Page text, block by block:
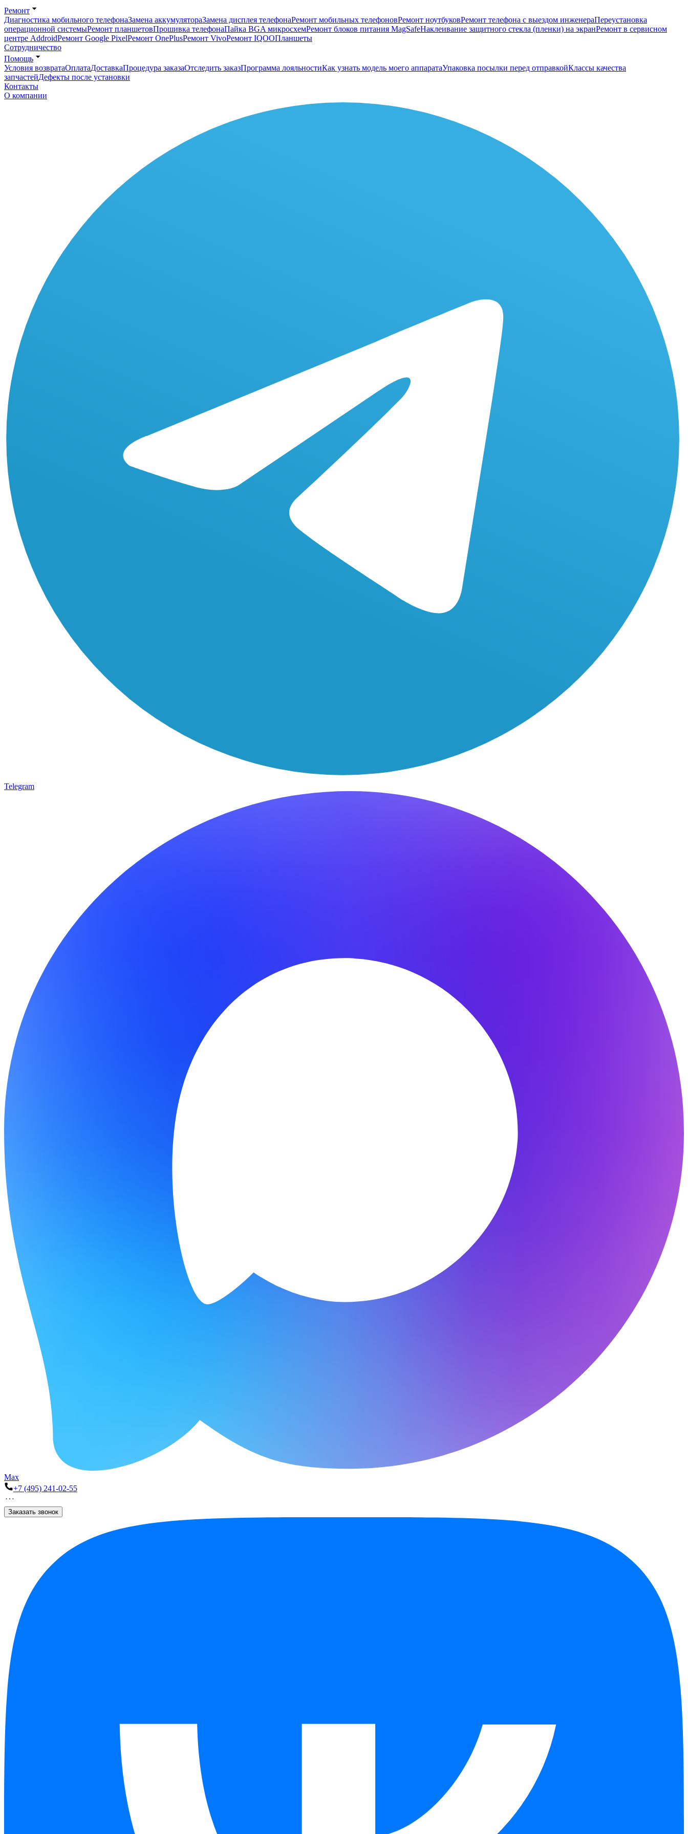
Ремонт
Диагностика мобильного телефонаЗамена аккумулятораЗамена дисплея телефонаРемонт мобильных телефоновРемонт ноутбуковРемонт телефона с выездом инженераПереустановка
операционной системыРемонт планшетовПрошивка телефонаПайка BGA микросхемРемонт блоков питания MagSafeНаклеивание защитного стекла (пленки) на экранРемонт в сервисном
центре AddroidРемонт Google PixelРемонт OnePlusРемонт VivoРемонт IQOOПланшеты
Сотрудничество
Помощь
Условия возвратаОплатаДоставкаПроцедура заказаОтследить заказПрограмма лояльностиКак узнать модель моего аппаратаУпаковка посылки перед отправкойКлассы качества
запчастейДефекты после установки
Контакты
О компании
Telegram
Max
+7 (495) 241-02-55
Заказать звонок